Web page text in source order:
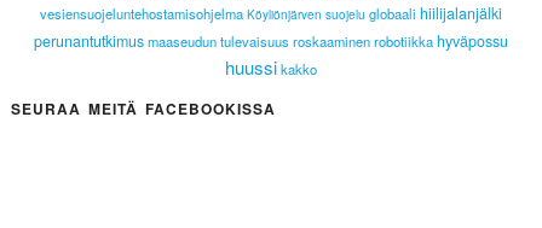
vesiensuojeluntehostamisohjelma Köyliönjärven suojelu globaali hiilijalanjälki
perunantutkimusmaaseudun tulevaisuus roskaaminenrobotiikkahyväpossu
huussikakko
SEURAA MEITÄ FACEBOOKISSA